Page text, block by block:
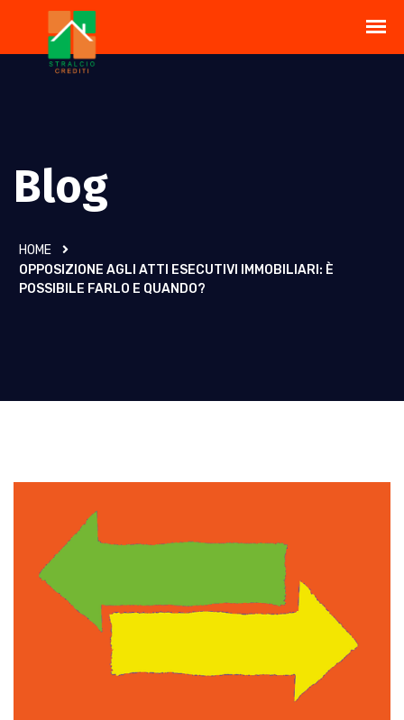
Blog
HOME
OPPOSIZIONE AGLI ATTI ESECUTIVI IMMOBILIARI: È
POSSIBILE FARLO E QUANDO?